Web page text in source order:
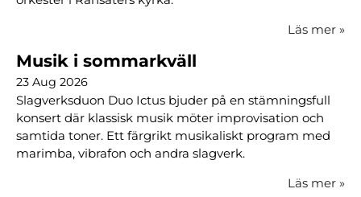
Läs mer »
Musik i sommarkväll
23 Aug 2026
Slagverksduon Duo Ictus bjuder på en stämningsfull
konsert där klassisk musik möter improvisation och
samtida toner. Ett färgrikt musikaliskt program med
marimba, vibrafon och andra slagverk.
Läs mer »